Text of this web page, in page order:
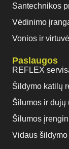
Santechnikos
Vėdinimo
Vonios ir
Paslaugos
REFLEX
Šildymo katilų
Šilumos ir dujų
Šilumos
Vidaus